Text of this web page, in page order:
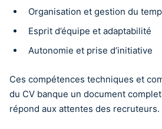
Organisation et gestion du
Esprit d’équipe et adaptabilité
Autonomie et prise d’initiative
Ces compétences techniques et
du CV banque un document
répond aux attentes des recruteurs.